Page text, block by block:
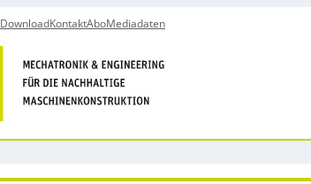
DownloadKontaktAboMediadaten